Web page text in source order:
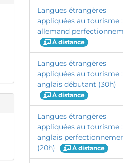
Langues étrangères
appliquées au tourisme :
allemand
À distance
Langues étrangères
appliquées au tourisme :
anglais débutant (30h)
À distance
Langues étrangères
appliquées au tourisme :
anglais
(20h)
À distance